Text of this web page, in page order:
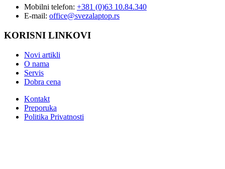
Mobilni telefon: +381 (0)63 10.84.340
E-mail: office@svezalaptop.rs
KORISNI LINKOVI
Novi artikli
O nama
Servis
Dobra cena
Kontakt
Preporuka
Politika Privatnosti